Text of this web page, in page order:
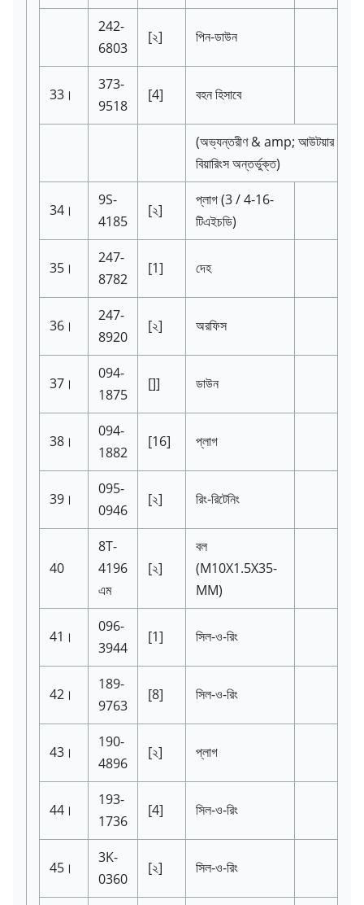
242-
6803
[২] পিন-ডাউন
33।
373-
9518
[4] বহন হিসাবে
(অভ্যন্তরীণ & amp; আউটয়ার
বিয়ারিংস অন্তর্ভুক্ত)
34।
9S-
4185
[২]
প্লাগ(3 / 4-16-
টিএইচডি)
35।
247-
8782
[1] দেহ
36।
247-
8920
[২] অরফিস
37।
094-
1875
[]] ডাউন
38।
094-
1882
[16] প্লাগ
39।
095-
0946
[২] রিং-রিটেনিং
40
8T-
4196
এম
[২]
বল
(M10X1.5X35-
MM)
41।
096-
3944
[1] সিল-ও-রিং
42।
189-
9763
[8] সিল-ও-রিং
43।
190-
4896
[২] প্লাগ
44।
193-
1736
[4] সিল-ও-রিং
45।
3K-
0360
[২] সিল-ও-রিং